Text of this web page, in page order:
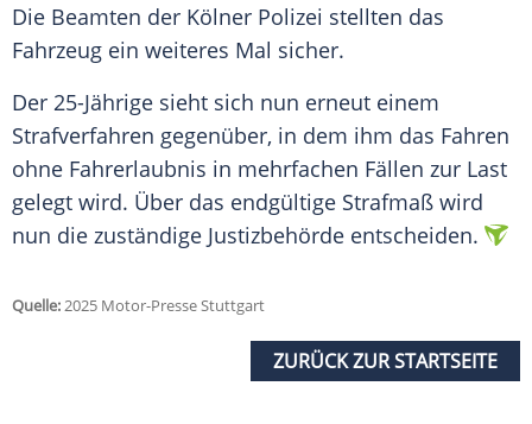
Die Beamten der Kölner Polizei stellten das
Fahrzeug ein weiteres Mal sicher.
Der 25-Jährige sieht sich nun erneut einem
Strafverfahren gegenüber, in dem ihm das Fahren
ohne Fahrerlaubnis in mehrfachen Fällen zur Last
gelegt wird. Über das endgültige Strafmaß wird
nun die zuständige Justizbehörde entscheiden.
Quelle:2025 Motor-Presse Stuttgart
ZURÜCK ZUR STARTSEITE